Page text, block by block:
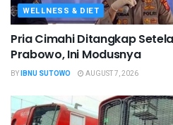
WELLNESS & DIET
Pria Cimahi Ditangkap
Prabowo, Ini Modusnya
BYIBNU SUTOWO AUGUST 7, 2026